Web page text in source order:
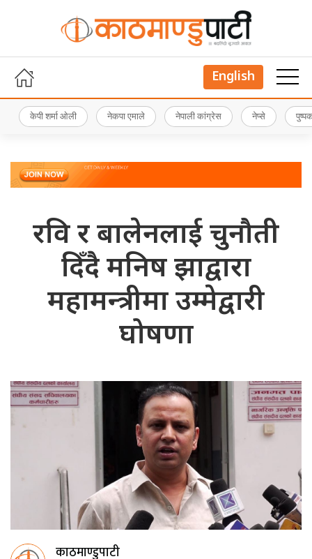
English
केपी शर्मा ओली नेकपा एमाले नेपाली कांग्रेस नेप्से
रवि र बालेनलाई चुनौती
दिँदै मनिष झाद्वारा
महामन्त्रीमा उम्मेद्वारी
घोषणा
काठमाण्डुपाटी